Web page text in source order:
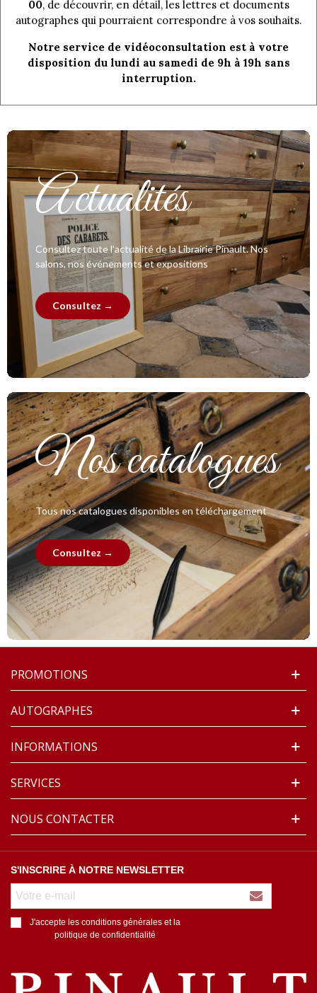
00, de découvrir, en détail, les lettres et documents
autographes qui pourraient correspondre à vos souhaits.
Notre service de vidéoconsultation est à votre
disposition du lundi au samedi de 9h à 19h sans
interruption.
Actualités
Consultez toute l'actualité de la Librairie Pinault. Nos
salons, nos événements et expositions
Consultez →
Nos catalogues
Tous nos catalogues disponibles en téléchargement
Consultez →
PROMOTIONS
AUTOGRAPHES
INFORMATIONS
SERVICES
NOUS CONTACTER
S'INSCRIRE À NOTRE NEWSLETTER
J'accepte les conditions générales et la
politique de confidentialité